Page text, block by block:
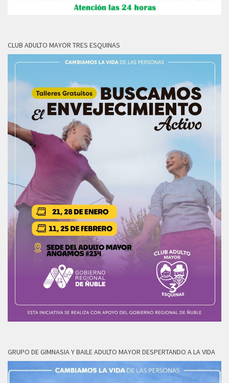
CLUB ADULTO MAYOR TRES ESQUINAS
GRUPO DE GIMNASIA Y BAILE ADULTO MAYOR DESPERTANDO A LA VIDA